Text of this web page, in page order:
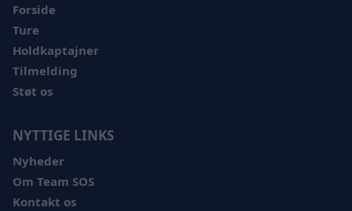
Forside
Ture
Holdkaptajner
Tilmelding
Støt os
NYTTIGE LINKS
Nyheder
Om Team SOS
Kontakt os